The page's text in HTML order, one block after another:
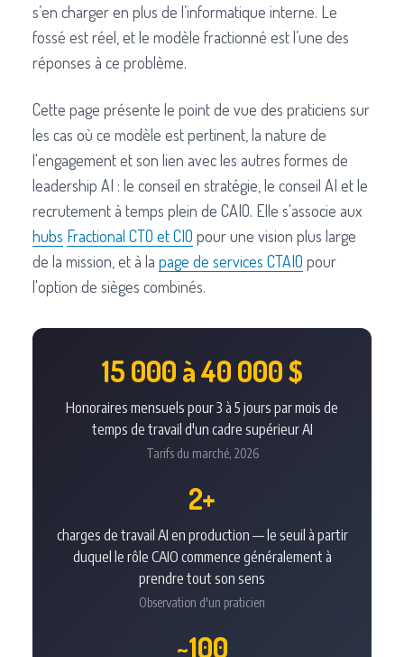
s’en charger en plus de l’informatique interne. Le
fossé est réel, et le modèle fractionné est l’une des
réponses à ce problème.
Cette page présente le point de vue des praticiens sur
les cas où ce modèle est pertinent, la nature de
l'engagement et son lien avec les autres formes de
leadership AI : le conseil en stratégie, le conseil AI et le
recrutement à temps plein de CAIO. Elle s'associe aux
hubs Fractional CTO et CIO pour une vision plus large
de la mission, et à la page de services CTAIO pour
l'option de sièges combinés.
15 000 à 40 000 $
Honoraires mensuels pour 3 à 5 jours par mois de
temps de travail d'un cadre supérieur AI
Tarifs du marché, 2026
2+
charges de travail AI en production — le seuil à partir
duquel le rôle CAIO commence généralement à
prendre tout son sens
Observation d'un praticien
~100